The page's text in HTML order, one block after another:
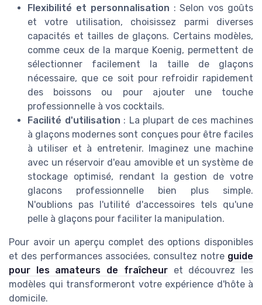
Flexibilité et personnalisation : Selon vos goûts
et votre utilisation, choisissez parmi diverses
capacités et tailles de glaçons. Certains modèles,
comme ceux de la marque Koenig, permettent de
sélectionner facilement la taille de glaçons
nécessaire, que ce soit pour refroidir rapidement
des boissons ou pour ajouter une touche
professionnelle à vos cocktails.
Facilité d'utilisation : La plupart de ces machines
à glaçons modernes sont conçues pour être faciles
à utiliser et à entretenir. Imaginez une machine
avec un réservoir d'eau amovible et un système de
stockage optimisé, rendant la gestion de votre
glacons professionnelle bien plus simple.
N'oublions pas l'utilité d'accessoires tels qu'une
pelle à glaçons pour faciliter la manipulation.
Pour avoir un aperçu complet des options disponibles
et des performances associées, consultez notre guide
pour les amateurs de fraîcheuret découvrez les
modèles qui transformeront votre expérience d'hôte à
domicile.